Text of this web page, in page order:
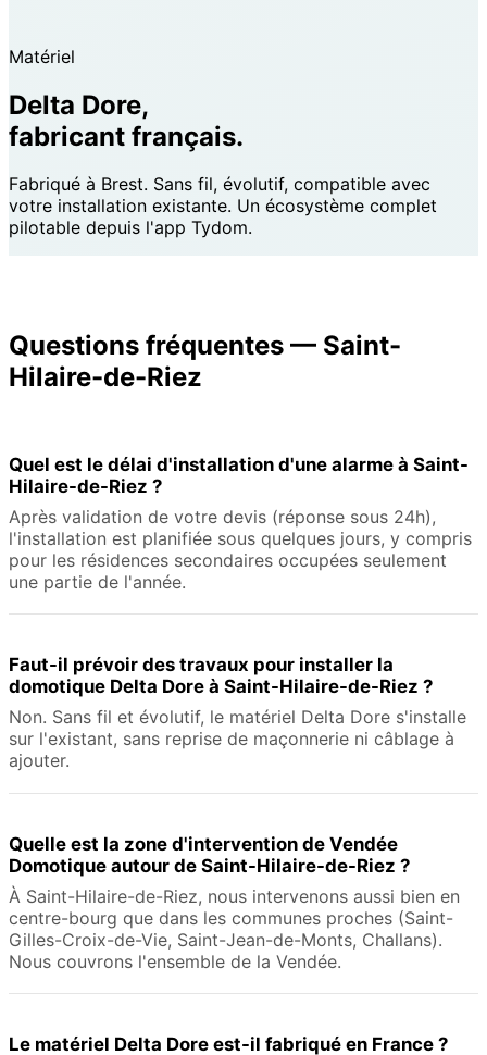
Matériel
Delta Dore,
fabricant français.
Fabriqué à Brest. Sans fil, évolutif, compatible avec
votre installation existante. Un écosystème complet
pilotable depuis l'app Tydom.
Questions fréquentes — Saint-
Hilaire-de-Riez
Quel est le délai d'installation d'une alarme à Saint-
Hilaire-de-Riez ?
Après validation de votre devis (réponse sous 24h),
l'installation est planifiée sous quelques jours, y compris
pour les résidences secondaires occupées seulement
une partie de l'année.
Faut-il prévoir des travaux pour installer la
domotique Delta Dore à Saint-Hilaire-de-Riez ?
Non. Sans fil et évolutif, le matériel Delta Dore s'installe
sur l'existant, sans reprise de maçonnerie ni câblage à
ajouter.
Quelle est la zone d'intervention de Vendée
Domotique autour de Saint-Hilaire-de-Riez ?
À Saint-Hilaire-de-Riez, nous intervenons aussi bien en
centre-bourg que dans les communes proches (Saint-
Gilles-Croix-de-Vie, Saint-Jean-de-Monts, Challans).
Nous couvrons l'ensemble de la Vendée.
Le matériel Delta Dore est-il fabriqué en France ?